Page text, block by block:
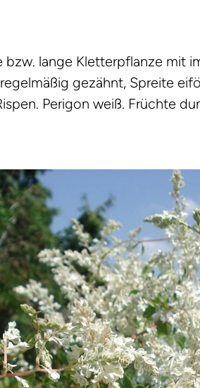
bzw. lange Kletterpflanze mit
gezähnt, Spreite
Perigon weiß. Früchte